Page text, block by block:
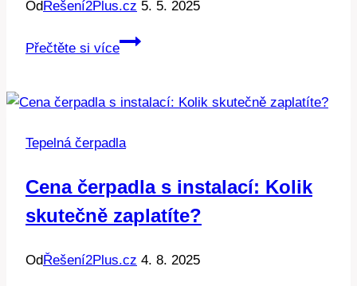
Od Řešení2Plus.cz 5. 5. 2025
Přečtěte si více
Panasonic
kwh
měsíc
tipy
na
Tepelná čerpadla
Cena čerpadla s instalací: Kolik
skutečně zaplatíte?
Od Řešení2Plus.cz 4. 8. 2025